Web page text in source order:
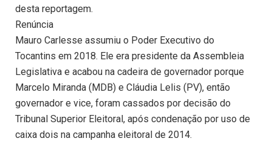
desta reportagem.
Renúncia
Mauro Carlesse assumiu o Poder Executivo do
Tocantins em 2018. Ele era presidente da Assembleia
Legislativa e acabou na cadeira de governador porque
Marcelo Miranda (MDB) e Cláudia Lelis (PV), então
governador e vice, foram cassados por decisão do
Tribunal Superior Eleitoral, após condenação por uso de
caixa dois na campanha eleitoral de 2014.